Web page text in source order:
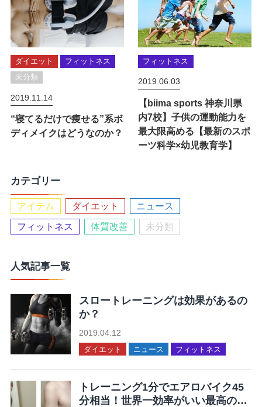
ダイエット
フィットネス
未分類
2019.11.14
“寝てるだけで痩せる”系ボ
ディメイクはどうなのか？
フィットネス
2019.06.03
【biima sports 神奈川県
内7校】子供の運動能力を
最大限高める【最新のスポ
ーツ科学×幼児教育学】
カテゴリー
アイテム ダイエット ニュース
フィットネス 体質改善 未分類
人気記事一覧
スロートレーニングは効果があるの
か？
2019.04.12
ダイエット ニュース フィットネス
トレーニング1分でエアロバイク45
分相当！世界一効率がいい最高の運